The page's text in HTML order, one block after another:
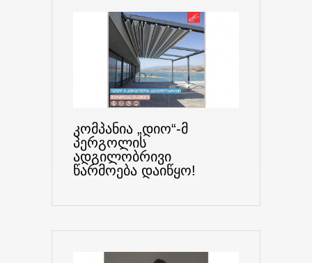
კომპანია „დიო“-მ
პერგოლის
ადგილობრივი
წარმოება დაიწყო!